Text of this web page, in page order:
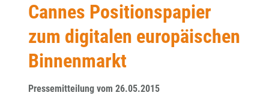
Cannes Positionspapier
zum digitalen europäischen
Binnenmarkt
Pressemitteilung vom 26.05.2015